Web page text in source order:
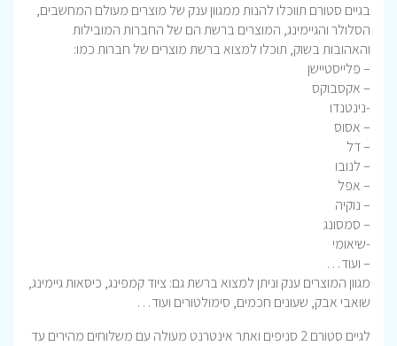
בגיים סטורם תווכלו להנות ממגוון ענק של מוצרים מעולם המחשבים,
הסלולר והגיימינג, המוצרים ברשת הם של החברות המובילות
והאהובות בשוק, תוכלו למצוא ברשת מוצרים של חברות כמו:
– פלייסטיישן
– אקסבוקס
-נינטנדו
– אסוס
– דל
– לנובו
– אפל
– נוקיה
– סמסונג
-שיאומי
– ועוד…
מגוון המוצרים ענק וניתן למצוא ברשת גם: ציוד קמפינג, כיסאות גיימינג,
שואבי אבק, שעונים חכמים, סימולטורים ועוד…
לגיים סטורם 2 סניפים ואתר אינטרנט מעולה עם משלוחים מהירים עד